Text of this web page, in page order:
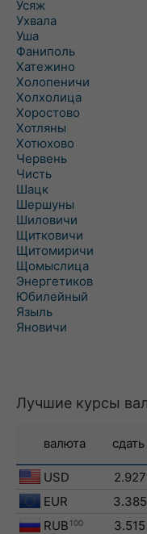
Усяж
Ухвала
Уша
Фаниполь
Хатежино
Холопеничи
Холхолица
Хоростово
Хотляны
Хотюхово
Червень
Чисть
Шацк
Шершуны
Шиловичи
Щитковичи
Щитомиричи
Щомыслица
Энергетиков
Юбилейный
Языль
Яновичи
Лучшие курсы
валюта сдать
USD 2.927
EUR
3.385
RUB 100 3.515